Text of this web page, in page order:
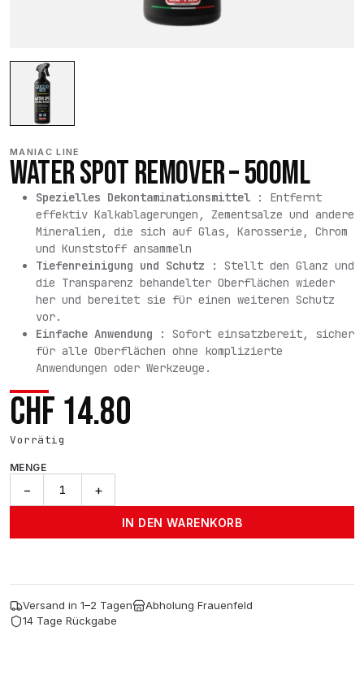
MANIAC LINE
WATER SPOT REMOVER – 500ML
Spezielles Dekontaminationsmittel : Entfernt
effektiv Kalkablagerungen, Zementsalze und andere
Mineralien, die sich auf Glas, Karosserie, Chrom
und Kunststoff ansammeln
Tiefenreinigung und Schutz : Stellt den Glanz und
die Transparenz behandelter Oberflächen wieder
her und bereitet sie für einen weiteren Schutz
vor.
Einfache Anwendung : Sofort einsatzbereit, sicher
für alle Oberflächen ohne komplizierte
Anwendungen oder Werkzeuge.
CHF 14.80
Vorrätig
MENGE
− +
IN DEN WARENKORB
Versand in 1–2 Tagen
Abholung Frauenfeld
14 Tage Rückgabe